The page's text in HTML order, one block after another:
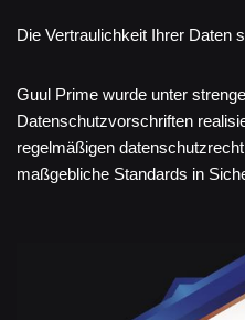
Die Vertraulichkeit Ihrer Daten
Guul Prime wurde unter
Datenschutzvorschriften
regelmäßigen
maßgebliche Standards in